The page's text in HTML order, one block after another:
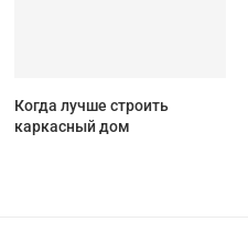
Когда лучше строить
каркасный дом